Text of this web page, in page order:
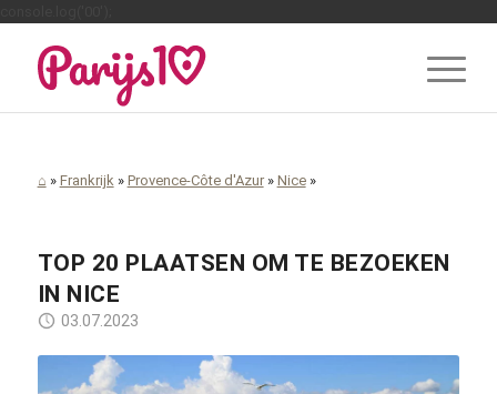
⌂ » Frankrijk» Provence-Côte d'Azur» Nice»
TOP 20 PLAATSEN OM TE BEZOEKEN
IN NICE
03.07.2023